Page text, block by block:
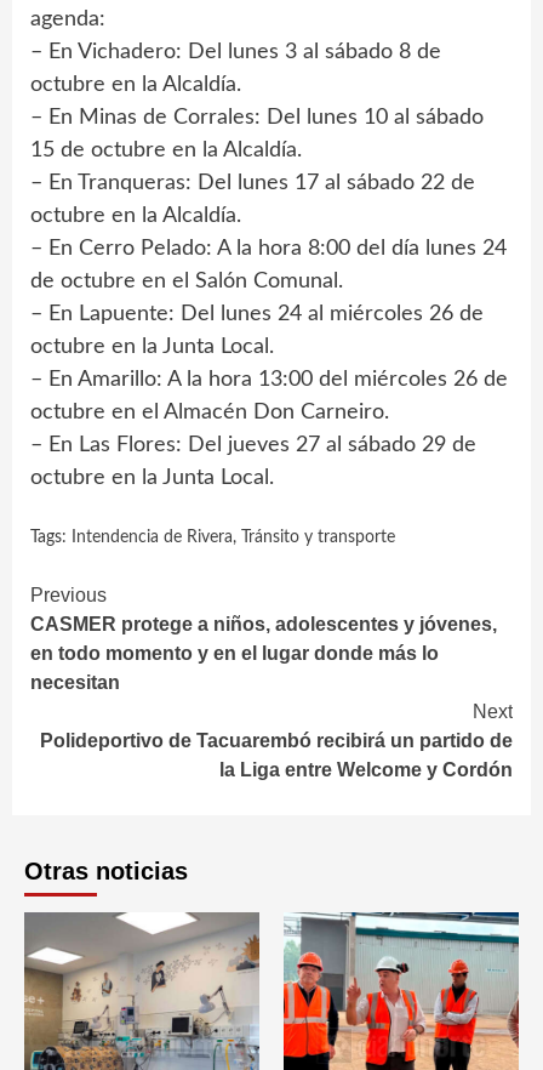
agenda:
– En Vichadero: Del lunes 3 al sábado 8 de
octubre en la Alcaldía.
– En Minas de Corrales: Del lunes 10 al sábado
15 de octubre en la Alcaldía.
– En Tranqueras: Del lunes 17 al sábado 22 de
octubre en la Alcaldía.
– En Cerro Pelado: A la hora 8:00 del día lunes 24
de octubre en el Salón Comunal.
– En Lapuente: Del lunes 24 al miércoles 26 de
octubre en la Junta Local.
– En Amarillo: A la hora 13:00 del miércoles 26 de
octubre en el Almacén Don Carneiro.
– En Las Flores: Del jueves 27 al sábado 29 de
octubre en la Junta Local.
Tags: Intendencia de Rivera, Tránsito y transporte
Continue
Reading
Previous
CASMER protege a niños, adolescentes y jóvenes,
en todo momento y en el lugar donde más lo
necesitan
Next
Polideportivo de Tacuarembó recibirá un partido de
la Liga entre Welcome y Cordón
Otras noticias